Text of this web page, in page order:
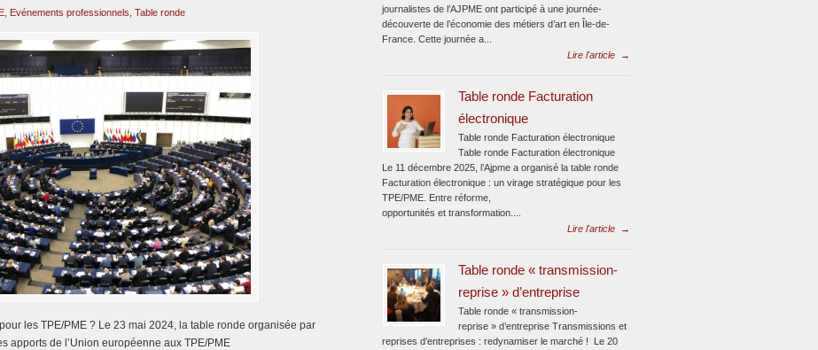
Evénements professionnels Table ronde
les TPE/PME ? Le 23 mai 2024, la table ronde organisée par
apports de l’Union européenne aux TPE/PME
journalistes de l’AJPME ont participé à une journée-
découverte de l’économie des métiers d’art en Île-de-
France. Cette journée a...
Lire l'article
→
Table ronde Facturation
électronique
Table ronde Facturation électronique
Table ronde Facturation électronique
Le 11 décembre 2025, l’Ajpme a organisé la table ronde
Facturation électronique : un virage stratégique pour les
TPE/PME. Entre réforme,
opportunités et transformation....
Lire l'article
→
Table ronde « transmission-
reprise » d’entreprise
Table ronde « transmission-
reprise » d’entreprise Transmissions et
reprises d’entreprises : redynamiser le marché ! Le 20